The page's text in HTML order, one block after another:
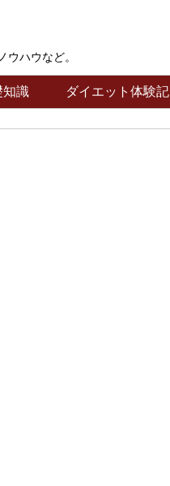
ハウなど。
知識 ダイエット体験記